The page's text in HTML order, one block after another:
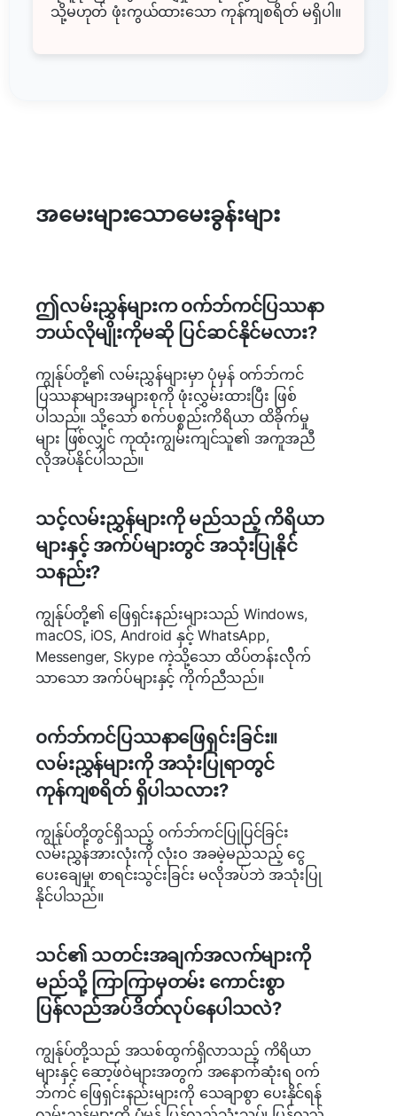
သို့မဟုတ် ဖုံးကွယ်ထားသော ကုန်ကျစရိတ် မရှိပါ။
အမေးများသောမေးခွန်းများ
ဤလမ်းညွှန်များက ၀က်ဘ်ကင်ပြဿနာ
ဘယ်လိုမျိုးကိုမဆို ပြင်ဆင်နိုင်မလား?
ကျွန်ုပ်တို့၏ လမ်းညွှန်များမှာ ပုံမှန် ၀က်ဘ်ကင်
ပြဿနာများအများစုကို ဖုံးလွှမ်းထားပြီး ဖြစ်
ပါသည်။ သို့သော် စက်ပစ္စည်းကိရိယာ ထိခိုက်မှု
များ ဖြစ်လျှင် ကုထုံးကျွမ်းကျင်သူ၏ အကူအညီ
လိုအပ်နိုင်ပါသည်။
သင့်လမ်းညွှန်များကို မည်သည့် ကိရိယာ
များနှင့် အက်ပ်များတွင် အသုံးပြုနိုင်
သနည်း?
ကျွန်ုပ်တို့၏ ဖြေရှင်းနည်းများသည် Windows,
macOS, iOS, Android နှင့် WhatsApp,
Messenger, Skype ကဲ့သို့သော ထိပ်တန်းလ်ိုက်
သာသော အက်ပ်များနှင့် ကိုက်ညီသည်။
၀က်ဘ်ကင်ပြဿနာဖြေရှင်းခြင်း။
လမ်းညွှန်များကို အသုံးပြုရာတွင်
ကုန်ကျစရိတ် ရှိပါသလား?
ကျွန်ုပ်တို့တွင်ရှိသည့် ၀က်ဘ်ကင်ပြုပြင်ခြင်း
လမ်းညွှန်အားလုံးကို လုံးဝ အခမဲ့မည်သည့် ငွေ
ပေးချေမှု၊ စာရင်းသွင်းခြင်း မလိုအပ်ဘဲ အသုံးပြု
နိုင်ပါသည်။
သင်၏ သတင်းအချက်အလက်များကို
မည်သို့ ကြာကြာမှတမ်း ကောင်းစွာ
ပြန်လည်အပ်ဒိတ်လုပ်နေပါသလဲ?
ကျွန်ုပ်တို့သည် အသစ်ထွက်ရှိလာသည့် ကိရိယာ
များနှင့် ဆော့ဖ်ဝဲများအတွက် အနောက်ဆုံးရ ၀က်
ဘ်ကင် ဖြေရှင်းနည်းများကို သေချာစွာ ပေးနိုင်ရန်